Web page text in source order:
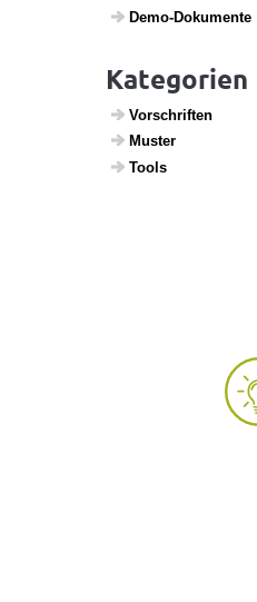
Demo-Doku­mente
Kategorien
Vorschriften
Muster
Tools